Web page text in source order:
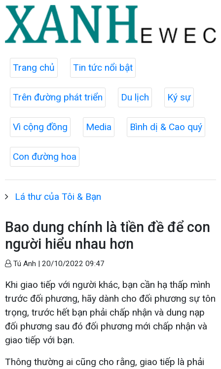
Trang chủ Tin tức nổi bật
Trên đường phát triển Du lịch Ký sự
Vì cộng đồng Media Bình dị & Cao quý
Con đường hoa
Lá thư của Tôi & Bạn
Bao dung chính là tiền đề để con
người hiểu nhau hơn
Tú Anh | 20/10/2022 09:47
Khi giao tiếp với người khác, bạn cần hạ thấp mình
trước đối phương, hãy dành cho đối phương sự tôn
trọng, trước hết bạn phải chấp nhận và dung nạp
đối phương sau đó đối phương mới chấp nhận và
giao tiếp với bạn.
Thông thường ai cũng cho rằng, giao tiếp là phải